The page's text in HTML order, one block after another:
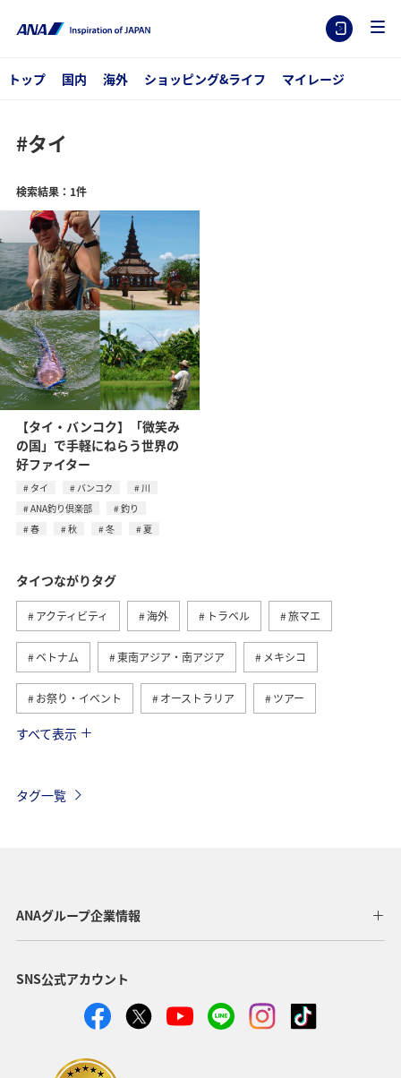
トップ 国内 海外 ショッピング&ライフ マイレージ
#タイ
検索結果：1件
【タイ・バンコク】「微笑み
の国」で手軽にねらう世界の
好ファイター
タイ バンコク
川
ANA釣り倶楽部
釣り
春
秋 冬 夏
タイつながりタグ
アクティビティ 海外 トラベル 旅マエ
ベトナム 東南アジア・南アジア メキシコ
お祭り・イベント オーストラリア ツアー
旅ナカ
ANA釣り倶楽部 ベルギー スイス フランス
イタリア スウェーデン
自然・植物 マレーシア 趣味
ハワイ クリスマス
すべて表示
タグ一覧
ANAグループ企業情報
SNS公式アカウント